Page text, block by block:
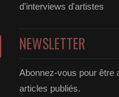
d'interviews d'artistes
NEWSLETTER
Abonnez-vous pour être
articles publiés.